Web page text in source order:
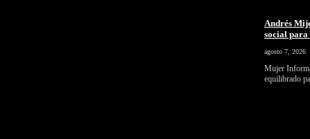
Andrés
social para
agosto 7, 2026
Mujer
equilibrado